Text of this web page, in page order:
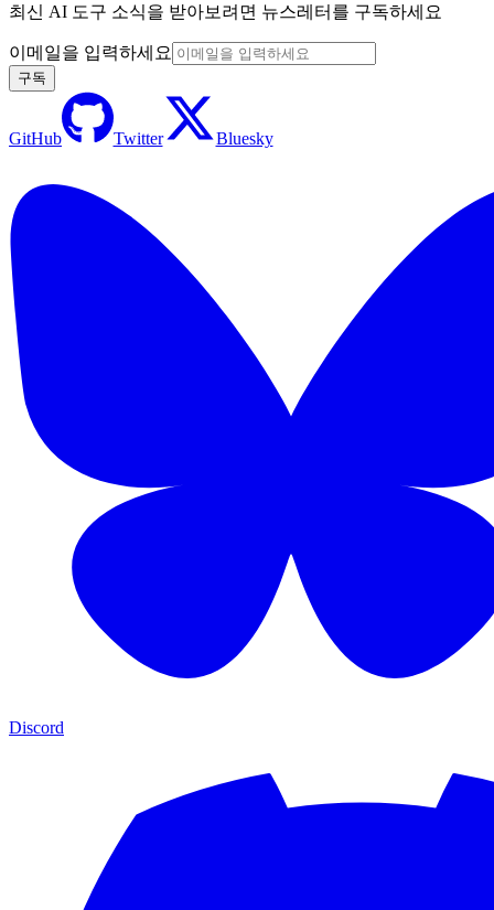
최신 AI 도구 소식을 받아보려면 뉴스레터를 구독하세요
이메일을 입력하세요
구독
GitHub Twitter Bluesky
Discord